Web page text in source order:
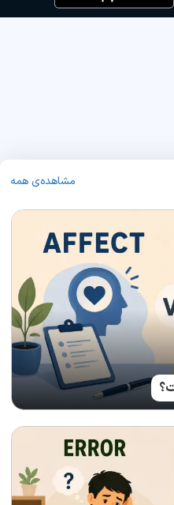
مشاهده‌ی همه